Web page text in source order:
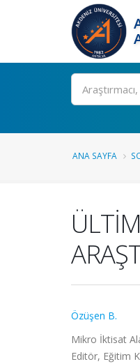
Ara
ANA SAYFA
Özüşen B.
Mikro İktisat
Editör, Eğitim